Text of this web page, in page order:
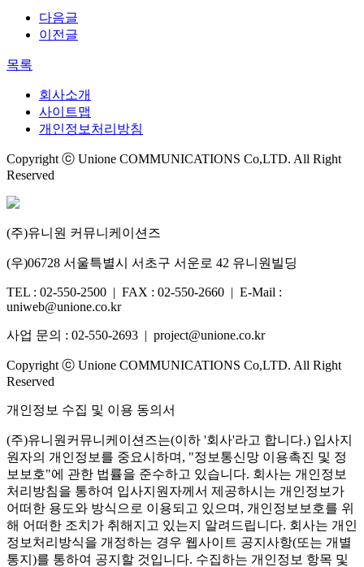
다음글
이전글
목록
회사소개
사이트맵
개인정보처리방침
Copyright ⓒ Unione COMMUNICATIONS Co,LTD. All Right
Reserved
(주)유니원 커뮤니케이션즈
(우)06728 서울특별시 서초구 서운로 42 유니원빌딩
TEL : 02-550-2500 | FAX : 02-550-2660 | E-Mail :
uniweb@unione.co.kr
사업 문의 : 02-550-2693 | project@unione.co.kr
Copyright ⓒ Unione COMMUNICATIONS Co,LTD. All Right
Reserved
개인정보 수집 및 이용 동의서
(주)유니원커뮤니케이션즈는(이하 '회사'라고 합니다.) 입사지
원자의 개인정보를 중요시하며, "정보통신망 이용촉진 및 정
보보호"에 관한 법률을 준수하고 있습니다. 회사는 개인정보
처리방침을 통하여 입사지원자께서 제공하시는 개인정보가
어떠한 용도와 방식으로 이용되고 있으며, 개인정보보호를 위
해 어떠한 조치가 취해지고 있는지 알려드립니다. 회사는 개인
정보처리방식을 개정하는 경우 웹사이트 공지사항(또는 개별
통지)를 통하여 공지할 것입니다. 수집하는 개인정보 항목 및